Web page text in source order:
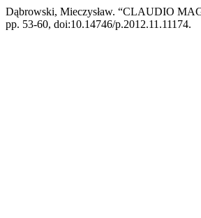
Dąbrowski, Mieczysław. “CLAUDIO
pp. 53-60, doi:10.14746/p.2012.11.11174.